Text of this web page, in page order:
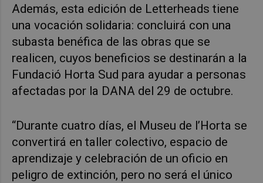
Además, esta edición de Letterheads tiene
una vocación solidaria: concluirá con una
subasta benéfica de las obras que se
realicen, cuyos beneficios se destinarán a la
Fundació Horta Sud para ayudar a personas
afectadas por la DANA del 29 de octubre.
“Durante cuatro días, el Museu de l’Horta se
convertirá en taller colectivo, espacio de
aprendizaje y celebración de un oficio en
peligro de extinción, pero no será el único